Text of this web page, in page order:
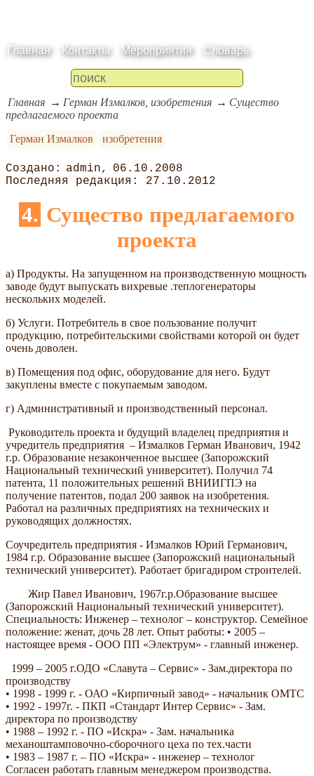
Главная Контакты Мероприятия Словарь
Главная Герман Измалков, изобретения
Существо
предлагаемого проекта
Герман Измалков
изобретения
admin
06.10.2008
27.10.2012
4. Существо предлагаемого
проекта
а) Продукты. На запущенном на производственную мощность
заводе будут выпускать вихревые .теплогенераторы
нескольких моделей.
б) Услуги. Потребитель в свое пользование получит
продукцию, потребительскими свойствами которой он будет
очень доволен.
в) Помещения под офис, оборудование для него. Будут
закуплены вместе с покупаемым заводом.
г) Административный и производственный персонал.
Руководитель проекта и будущий владелец предприятия и
учредитель предприятия – Измалков Герман Иванович, 1942
г.р. Образование незаконченное высшее (Запорожский
Национальный технический университет). Получил 74
патента, 11 положительных решений ВНИИГПЭ на
получение патентов, подал 200 заявок на изобретения.
Работал на различных предприятиях на технических и
руководящих должностях.
Соучредитель предприятия - Измалков Юрий Германович,
1984 г.р. Образование высшее (Запорожский национальный
технический университет). Работает бригадиром строителей.
Жир Павел Иванович, 1967г.р.Образование высшее
(Запорожский Национальный технический университет).
Специальность: Инженер – технолог – конструктор. Семейное
положение: женат, дочь 28 лет. Опыт работы: • 2005 –
настоящее время - ООО ПП «Электрум» - главный инженер.
1999 – 2005 г.ОДО «Славута – Сервис» - Зам.директора по
производству
• 1998 - 1999 г. - ОАО «Кирпичный завод» - начальник ОМТС
• 1992 - 1997г. - ПКП «Стандарт Интер Сервис» - Зам.
директора по производству
• 1988 – 1992 г. - ПО «Искра» - Зам. начальника
механоштамповочно-сборочного цеха по тех.части
• 1983 – 1987 г. – ПО «Искра» - инженер – технолог
Согласен работать главным менеджером производства.